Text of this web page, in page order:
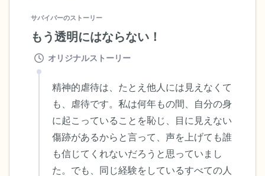
サバイバーのストーリー
もう透明にはならない！
オリジナルストーリー
精神的虐待は、たとえ他人には見えなくて
も、虐待です。私は何年もの間、自分の身
に起こっていることを恥じ、目に見えない
傷跡があるからと言って、声を上げても誰
も信じてくれないだろうと思っていまし
た。でも、同じ経験をしているすべての人
きます（3つ数え）。さあ、目を開けて周
りを見回してください。以下のことを声に
出して言ってみてください。
見えるもの5つ（部屋の中と窓の外を見る
ことができます）
感じるもの4つ（目の前にあるもので触れ
るものは何ですか？）